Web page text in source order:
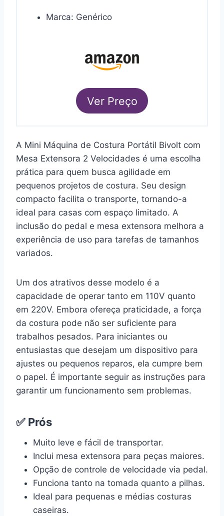
Marca: Genérico
Ver Preço
A Mini Máquina de Costura Portátil Bivolt com
Mesa Extensora 2 Velocidades é uma escolha
prática para quem busca agilidade em
pequenos projetos de costura. Seu design
compacto facilita o transporte, tornando-a
ideal para casas com espaço limitado. A
inclusão do pedal e mesa extensora melhora a
experiência de uso para tarefas de tamanhos
variados.
Um dos atrativos desse modelo é a
capacidade de operar tanto em 110V quanto
em 220V. Embora ofereça praticidade, a força
da costura pode não ser suficiente para
trabalhos pesados. Para iniciantes ou
entusiastas que desejam um dispositivo para
ajustes ou pequenos reparos, ela cumpre bem
o papel. É importante seguir as instruções para
garantir um funcionamento sem problemas.
✅ Prós
Muito leve e fácil de transportar.
Inclui mesa extensora para peças maiores.
Opção de controle de velocidade via pedal.
Funciona tanto na tomada quanto a pilhas.
Ideal para pequenas e médias costuras
caseiras.